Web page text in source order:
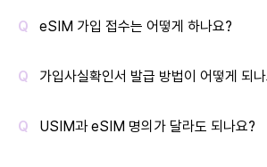
eSIM 가입 접수는 어떻게 하나요?
가입사실확인서 발급 방법이 어떻게 되
USIM과 eSIM 명의가 달라도 되나요?